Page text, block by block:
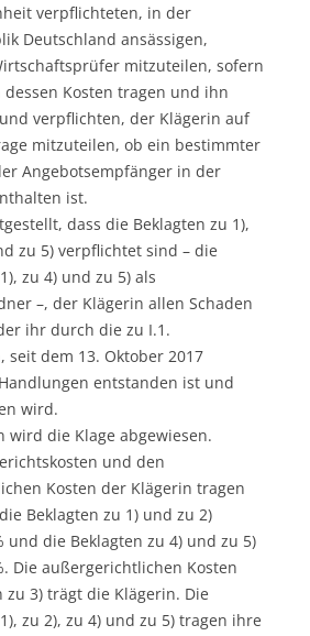
verpflichteten, in der
Deutschland ansässigen,
mitzuteilen, sofern
dessen Kosten tragen und ihn
verpflichten, der Klägerin auf
mitzuteilen, ob ein bestimmter
Angebotsempfänger in der
ist.
dass die Beklagten zu 1),
zu 5) verpflichtet sind – die
zu 4) und zu 5) als
–, der Klägerin allen Schaden
ihr durch die zu I.1.
seit dem 13. Oktober 2017
entstanden ist und
wird.
wird die Klage abgewiesen.
und den
Kosten der Klägerin tragen
Beklagten zu 1) und zu 2)
und die Beklagten zu 4) und zu 5)
Die außergerichtlichen Kosten
zu 3) trägt die Klägerin. Die
zu 2), zu 4) und zu 5) tragen ihre